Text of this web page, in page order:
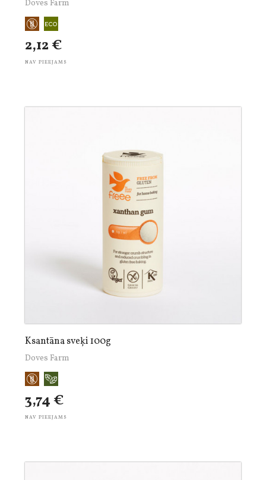
Doves Farm
2,12 €
NAV PIEEJAMS
Ksantāna sveķi 100g
Doves Farm
3,74 €
NAV PIEEJAMS